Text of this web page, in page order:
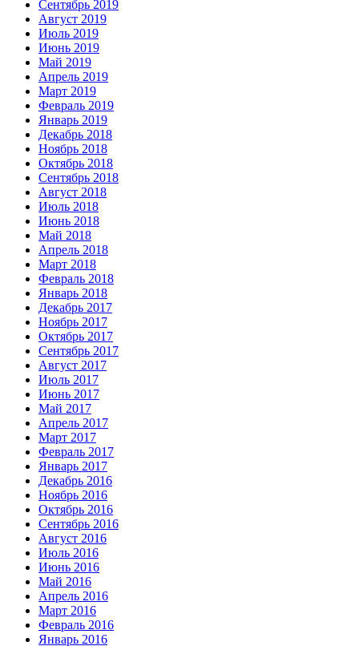
Сентябрь 2019
Август 2019
Июль 2019
Июнь 2019
Май 2019
Апрель 2019
Март 2019
Февраль 2019
Январь 2019
Декабрь 2018
Ноябрь 2018
Октябрь 2018
Сентябрь 2018
Август 2018
Июль 2018
Июнь 2018
Май 2018
Апрель 2018
Март 2018
Февраль 2018
Январь 2018
Декабрь 2017
Ноябрь 2017
Октябрь 2017
Сентябрь 2017
Август 2017
Июль 2017
Июнь 2017
Май 2017
Апрель 2017
Март 2017
Февраль 2017
Январь 2017
Декабрь 2016
Ноябрь 2016
Октябрь 2016
Сентябрь 2016
Август 2016
Июль 2016
Июнь 2016
Май 2016
Апрель 2016
Март 2016
Февраль 2016
Январь 2016